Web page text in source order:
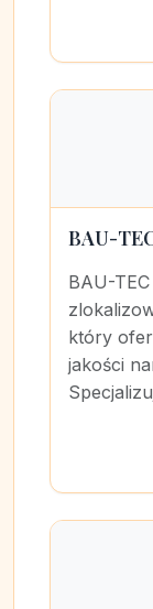
BAU-
BAU-
który
jakości